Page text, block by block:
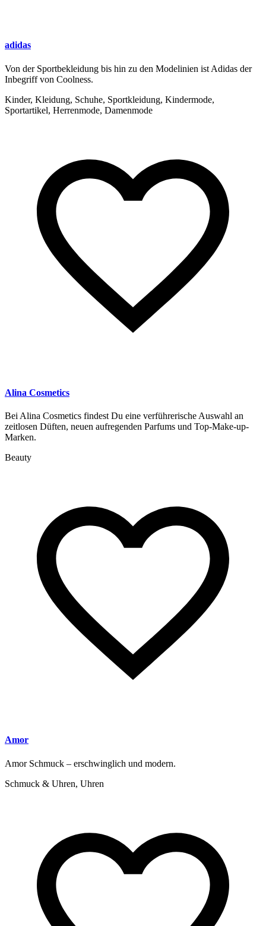
adidas
Von der Sportbekleidung bis hin zu den Modelinien ist Adidas der
Inbegriff von Coolness.
Kinder, Kleidung, Schuhe, Sportkleidung, Kindermode,
Sportartikel, Herrenmode, Damenmode
Alina Cosmetics
Bei Alina Cosmetics findest Du eine verführerische Auswahl an
zeitlosen Düften, neuen aufregenden Parfums und Top-Make-up-
Marken.
Beauty
Amor
Amor Schmuck – erschwinglich und modern.
Schmuck & Uhren, Uhren